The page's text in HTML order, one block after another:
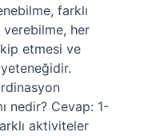
farklı
verebilme, her
etmesi ve
nedir? Cevap: 1-
aktiviteler